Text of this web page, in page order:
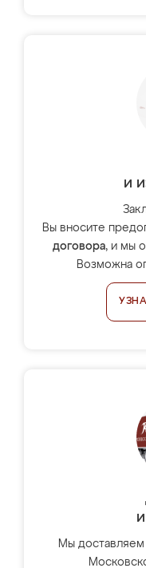
и
Вы вносите
договора, и мы
Возможна
Мы